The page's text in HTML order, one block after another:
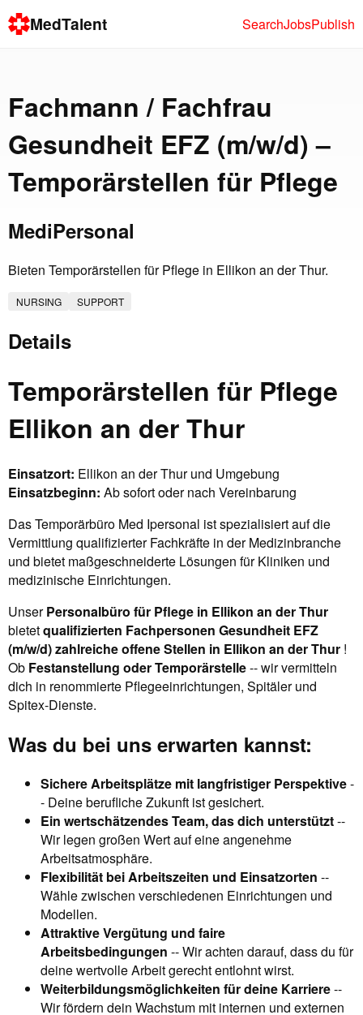
MedTalent SearchJobsPublish
Fachmann / Fachfrau
Gesundheit EFZ (m/w/d) –
Temporärstellen für Pflege
MediPersonal
Bieten Temporärstellen für Pflege in Ellikon an der Thur.
NURSING SUPPORT
Details
Temporärstellen für Pflege
Ellikon an der Thur
Einsatzort: Ellikon an der Thur und Umgebung
Einsatzbeginn: Ab sofort oder nach Vereinbarung
Das Temporärbüro Med Ipersonal ist spezialisiert auf die
Vermittlung qualifizierter Fachkräfte in der Medizinbranche
und bietet maßgeschneiderte Lösungen für Kliniken und
medizinische Einrichtungen.
UnserPersonalbüro für Pflege in Ellikon an der Thur
bietetqualifizierten Fachpersonen Gesundheit EFZ
(m/w/d) zahlreiche offene Stellen in Ellikon an der Thur !
Ob Festanstellung oder Temporärstelle-- wir vermitteln
dich in renommierte Pflegeeinrichtungen, Spitäler und
Spitex-Dienste.
Was du bei uns erwarten kannst:
Sichere Arbeitsplätze mit langfristiger Perspektive-
- Deine berufliche Zukunft ist gesichert.
Ein wertschätzendes Team, das dich unterstützt--
Wir legen großen Wert auf eine angenehme
Arbeitsatmosphäre.
Flexibilität bei Arbeitszeiten und Einsatzorten --
Wähle zwischen verschiedenen Einrichtungen und
Modellen.
Attraktive Vergütung und faire
Arbeitsbedingungen -- Wir achten darauf, dass du für
deine wertvolle Arbeit gerecht entlohnt wirst.
Weiterbildungsmöglichkeiten für deine Karriere--
Wir fördern dein Wachstum mit internen und externen